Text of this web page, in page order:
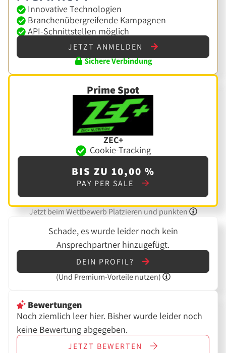
Innovative Technologien
Branchenübergreifende Kampagnen
API-Schnittstellen möglich
JETZT ANMELDEN
Sichere Verbindung
Prime Spot
ZEC+
Cookie-Tracking
BIS ZU 10,00 %
PAY PER SALE
Jetzt beim Wettbewerb Platzieren und punkten
Schade, es wurde leider noch kein
Ansprechpartner hinzugefügt.
DEIN PROFIL?
(Und Premium-Vorteile nutzen)
Bewertungen
Noch ziemlich leer hier. Bisher wurde leider noch
keine Bewertung abgegeben.
JETZT BEWERTEN